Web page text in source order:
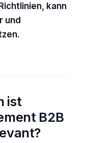
kann
und
ist
B2B